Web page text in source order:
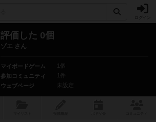
評価した 0個
ゾエ さん
マイボードゲーム
1個
参加コミュニティ
1件
ウェブページ
未設定